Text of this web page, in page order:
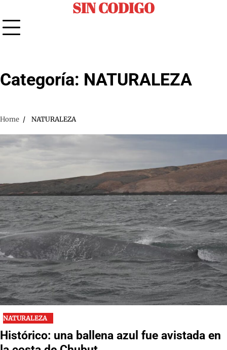
to
content
SIN CODIGO
Categoría: NATURALEZA
Home NATURALEZA
NATURALEZA
Histórico: una ballena azul fue avistada en